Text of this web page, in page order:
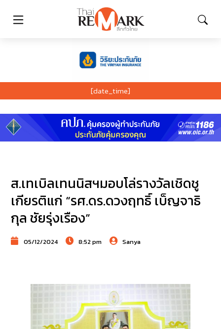
[date_time]
ส.เทเบิลเทนนิสฯมอบโล่รางวัลเชิดชู
เกียรติแก่ “รศ.ดร.ดวงฤทธิ์ เบ็ญจาธิ
กุล ชัยรุ่งเรือง”
05/12/2024 8:52 pm Sanya